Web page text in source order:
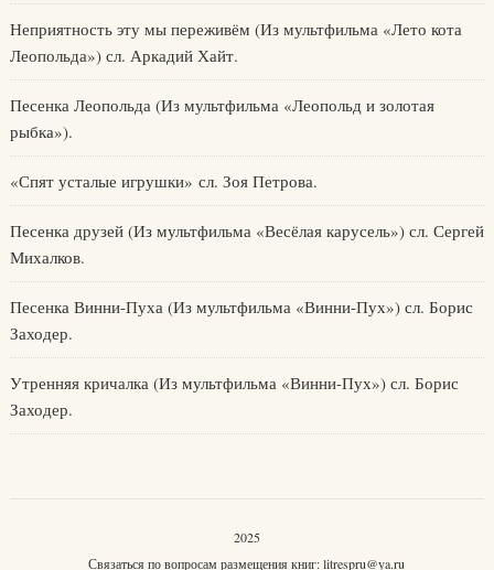
Неприятность эту мы переживём (Из мультфильма «Лето кота
Леопольда») сл. Аркадий Хайт.
Песенка Леопольда (Из мультфильма «Леопольд и золотая
рыбка»).
«Спят усталые игрушки» сл. Зоя Петрова.
Песенка друзей (Из мультфильма «Весёлая карусель») сл. Сергей
Михалков.
Песенка Винни-Пуха (Из мультфильма «Винни-Пух») сл. Борис
Заходер.
Утренняя кричалка (Из мультфильма «Винни-Пух») сл. Борис
Заходер.
2025
Связаться по вопросам размещения книг:litrespru@ya.ru